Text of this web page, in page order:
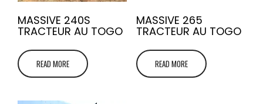
MASSIVE 240S
TRACTEUR AU TOGO
READ MORE
MASSIVE 265
TRACTEUR AU TOGO
READ MORE